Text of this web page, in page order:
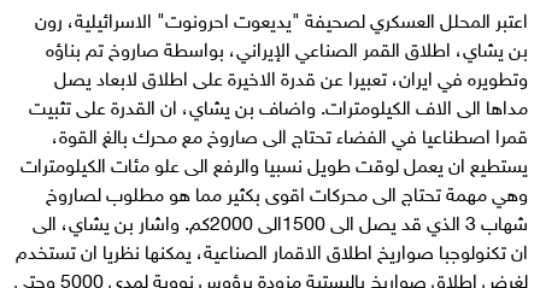
اعتبر المحلل العسكري لصحيفة "يديعوت احرونوت" الاسرائيلية، رون
بن يشاي، اطلاق القمر الصناعي الإيراني، بواسطة صاروخ تم بناؤه
وتطويره في ايران، تعبيرا عن قدرة الاخيرة على اطلاق لابعاد يصل
مداها الى الاف الكيلومترات. واضاف بن يشاي، ان القدرة على تثبيت
قمرا اصطناعيا في الفضاء تحتاج الى صاروخ مع محرك بالغ القوة،
يستطيع ان يعمل لوقت طويل نسبيا والرفع الى علو مئات الكيلومترات
وهي مهمة تحتاج الى محركات اقوى بكثير مما هو مطلوب لصاروخ
شهاب 3 الذي قد يصل الى 1500الى 2000كم. واشار بن يشاي، الى
ان تكنولوجبا صواريخ اطلاق الاقمار الصناعية، يمكنها نظريا ان تستخدم
لغرض اطلاق صواريخ باليستية مزودة برؤوس نووية لمدى 5000 وحتى